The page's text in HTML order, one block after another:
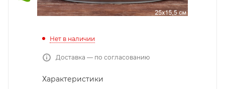
Нет в наличии
Доставка — по согласованию
Характеристики